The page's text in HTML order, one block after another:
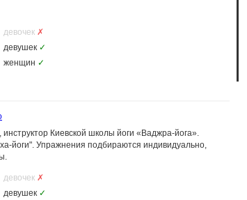
девочек ✗
девушек ✓
женщин ✓
Киевской школы йоги «Ваджра-йога».
йоги". Упражнения подбираются индивидуально,
девочек ✗
девушек ✓